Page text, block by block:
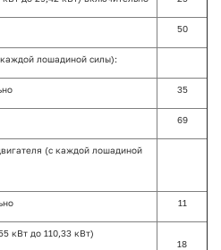
50
лошадиной силы):
35
69
(с каждой лошадиной
11
кВт до 110,33 кВт)
18